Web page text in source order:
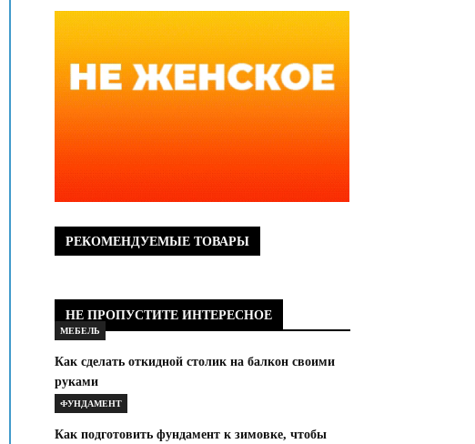
РЕКОМЕНДУЕМЫЕ ТОВАРЫ
НЕ ПРОПУСТИТЕ ИНТЕРЕСНОЕ
МЕБЕЛЬ
Как сделать откидной столик на балкон своими
руками
ФУНДАМЕНТ
Как подготовить фундамент к зимовке, чтобы